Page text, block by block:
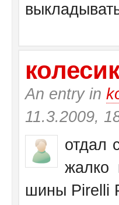
An entry in
11.3.2009,
отдал
жалко
шины Pirelli